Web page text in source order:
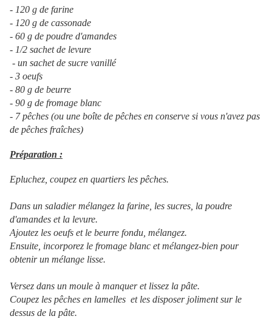
- 120 g de farine
- 120 g de cassonade
- 60 g de poudre d'amandes
- 1/2 sachet de levure
- un sachet de sucre vanillé
- 3 oeufs
- 80 g de beurre
- 90 g de fromage blanc
- 7 pêches (ou une boîte de pêches en conserve si vous n'avez pas
de pêches fraîches)
Préparation :
Epluchez, coupez en quartiers les pêches.
Dans un saladier mélangez la farine, les sucres, la poudre
d'amandes et la levure.
Ajoutez les oeufs et le beurre fondu, mélangez.
Ensuite, incorporez le fromage blanc et mélangez-bien pour
obtenir un mélange lisse.
Versez dans un moule à manquer et lissez la pâte.
Coupez les pêches en lamelles et les disposer joliment sur le
dessus de la pâte.